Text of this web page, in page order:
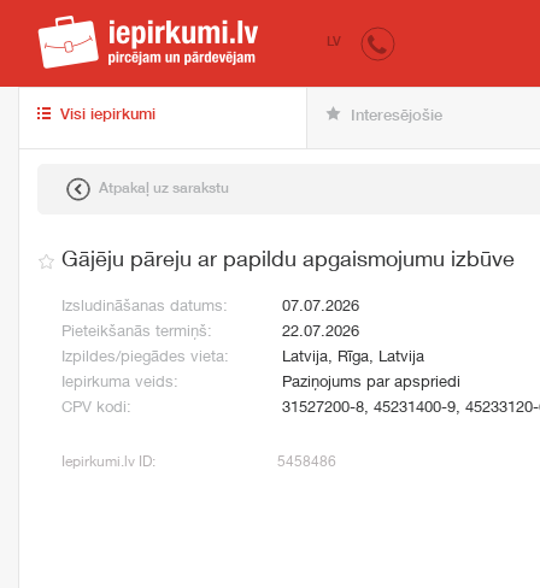
iepirkumi.lv
LV
Visi iepirkumi Interesējošie
Atpakaļ uz sarakstu
Gājēju pāreju ar papildu apgaismojumu izbūve
Izsludināšanas datums:
07.07.2026
Pieteikšanās termiņš:
22.07.2026
Izpildes/piegādes vieta:
Latvija, Rīga, Latvija
Iepirkuma veids:
Paziņojums par apspriedi
CPV kodi:
31527200-8, 45231400-9,
Iepirkumi.lv ID: 5458486